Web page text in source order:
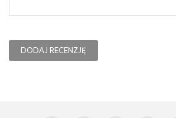
DODAJ RECENZJĘ